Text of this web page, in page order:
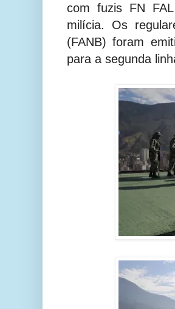
com fuzis FN
milícia. Os
(FANB) foram
para a segunda